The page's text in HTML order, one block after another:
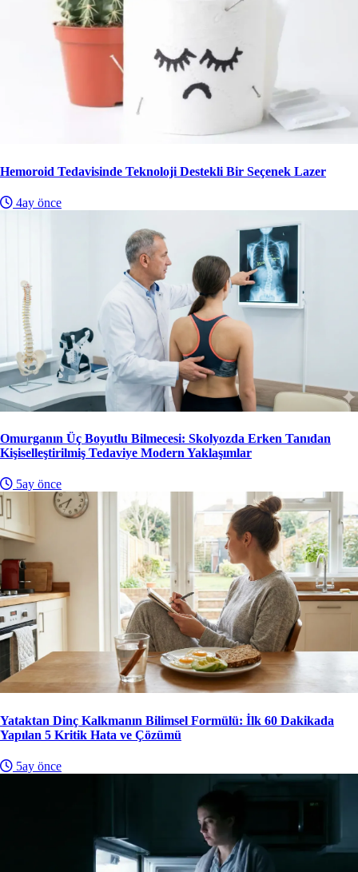
Hemoroid Tedavisinde Teknoloji Destekli Bir Seçenek Lazer
4ay önce
Omurganın Üç Boyutlu Bilmecesi: Skolyozda Erken Tanıdan
Kişiselleştirilmiş Tedaviye Modern Yaklaşımlar
5ay önce
Yataktan Dinç Kalkmanın Bilimsel Formülü: İlk 60 Dakikada
Yapılan 5 Kritik Hata ve Çözümü
5ay önce